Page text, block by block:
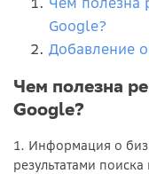
Google?
Добавление
Чем полезна
Google?
1. Информация о
результатами